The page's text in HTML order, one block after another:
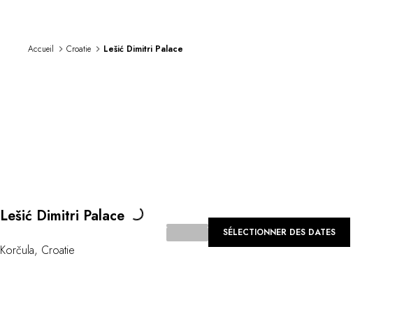
Accueil Croatie Lešić Dimitri Palace
Lešić Dimitri Palace Loading...
Korčula, Croatie
SÉLECTIONNER DES DATES